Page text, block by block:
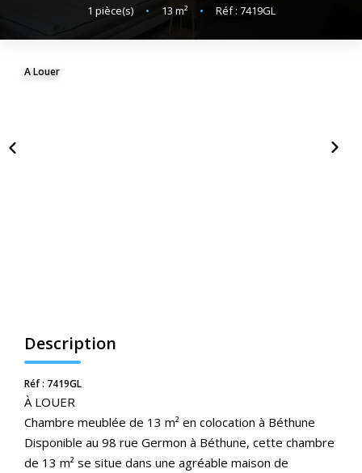
1 pièce(s) • 13 m² • Réf : 7419GL
A Louer
Description
Réf : 7419GL
À LOUER
Chambre meublée de 13 m² en colocation à Béthune
Disponible au 98 rue Germon à Béthune, cette chambre
de 13 m² se situe dans une agréable maison de